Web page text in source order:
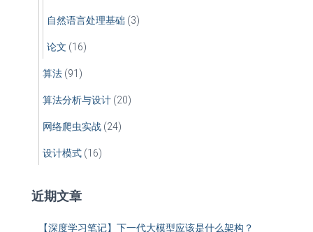
自然语言处理基础 (3)
论文 (16)
算法 (91)
算法分析与设计 (20)
网络爬虫实战 (24)
设计模式 (16)
近期文章
【深度学习笔记】下一代大模型应该是什么架构？